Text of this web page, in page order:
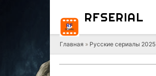
RFSERIAL
Главная » Русские сериалы 2025